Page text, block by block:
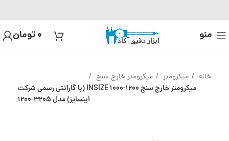
منو 0تومان
خانه میکرومتر میکرومتر خارج سنج
میکرومتر خارج سنج 1200-1000 INSIZE (با گارانتی رسمی شرکت
اینسایز) مدل 3205-1200